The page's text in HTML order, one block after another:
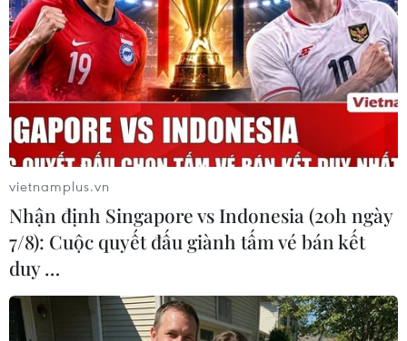
TIN LIÊN QUAN
vietnamplus.vn
Nhận định Singapore vs Indonesia (20h ngày
7/8): Cuộc quyết đấu giành tấm vé bán kết
duy …